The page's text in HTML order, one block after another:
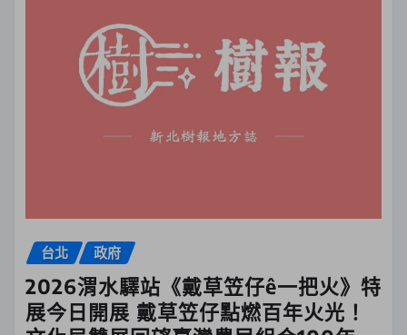
台北 政府
2026渭水驛站《戴草笠仔ê一把火》特
展今日開展 戴草笠仔點燃百年火光！